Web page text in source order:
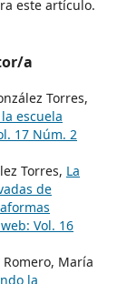
este artículo.
a
Torres,
escuela
17 Núm. 2
Torres, La
de
Vol. 16
María
la